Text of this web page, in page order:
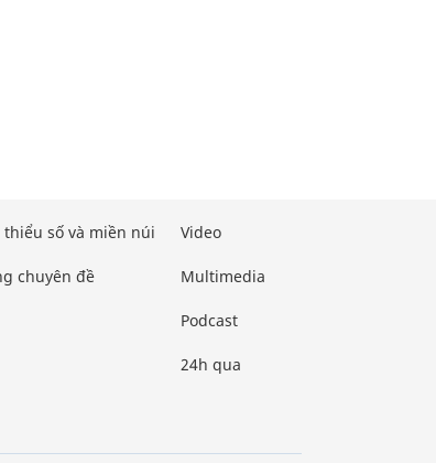
thiểu số và miền núi
chuyên đề
Video
Multimedia
Podcast
24h qua